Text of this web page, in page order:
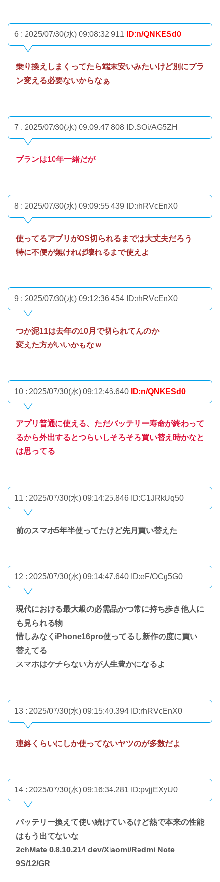
6 : 2025/07/30(水) 09:08:32.911 ID:n/QNKESd0
乗り換えしまくってたら端末安いみたいけど別にプラ
ン変える必要ないからなぁ
7 : 2025/07/30(水) 09:09:47.808 ID:SOi/AG5ZH
プランは10年一緒だが
8 : 2025/07/30(水) 09:09:55.439 ID:rhRVcEnX0
使ってるアプリがOS切られるまでは大丈夫だろう
特に不便が無ければ壊れるまで使えよ
9 : 2025/07/30(水) 09:12:36.454 ID:rhRVcEnX0
つか泥11は去年の10月で切られてんのか
変えた方がいいかもなｗ
10 : 2025/07/30(水) 09:12:46.640 ID:n/QNKESd0
アプリ普通に使える、ただバッテリー寿命が終わって
るから外出するとつらいしそろそろ買い替え時かなと
は思ってる
11 : 2025/07/30(水) 09:14:25.846 ID:C1JRkUq50
前のスマホ5年半使ってたけど先月買い替えた
12 : 2025/07/30(水) 09:14:47.640 ID:eF/OCg5G0
現代における最大級の必需品かつ常に持ち歩き他人に
も見られる物
惜しみなくiPhone16pro使ってるし新作の度に買い
替えてる
スマホはケチらない方が人生豊かになるよ
13 : 2025/07/30(水) 09:15:40.394 ID:rhRVcEnX0
連絡くらいにしか使ってないヤツのが多数だよ
14 : 2025/07/30(水) 09:16:34.281 ID:pvjjEXyU0
バッテリー換えて使い続けているけど熱で本来の性能
はもう出てないな
2chMate 0.8.10.214 dev/Xiaomi/Redmi Note
9S/12/GR